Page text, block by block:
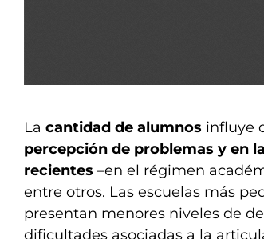
La cantidad de alumnos influye
percepción de problemas y en
recientes –en el régimen
entre otros. Las escuelas más
presentan menores niveles de
dificultades asociadas a la